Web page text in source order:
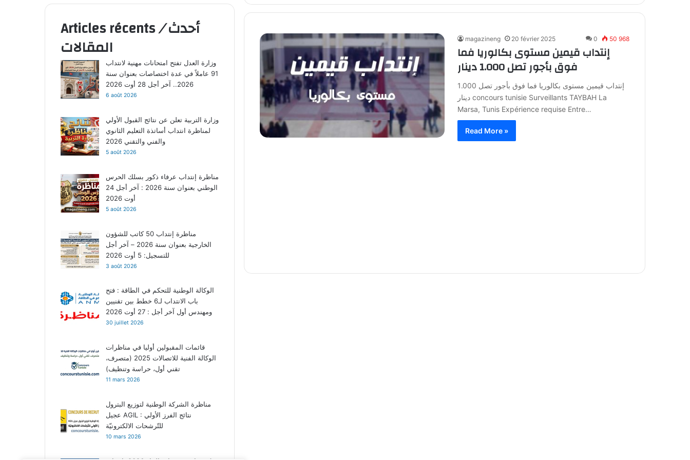
magazineng 20 février 2025 0 50 968
إنتداب قيمين مستوى بكالوريا فما
فوق بأجور تصل 1.000 دينار
إنتداب قيمين مستوى بكالوريا فما فوق بأجور تصل 1.000
دينار concours tunisie Surveillants TAYBAH La
Marsa, Tunis Expérience requise Entre…
Read More »
Articles récents/أحدث
المقالات
وزارة العدل تفتح امتحانات مهنية لانتداب
91 عاملاً في عدة اختصاصات بعنوان سنة
2026.. آخر أجل 28 أوت 2026
6 août 2026
وزارة التربية تعلن عن نتائج القبول الأولي
لمناظرة انتداب أساتذة التعليم الثانوي
والفني والتقني 2026
5 août 2026
مناظرة إنتداب عرفاء ذكور بسلك الحرس
الوطني بعنوان سنة 2026 : آخر أجل 24
أوت 2026
5 août 2026
مناظرة إنتداب 50 كاتب للشؤون
الخارجية بعنوان سنة 2026 – آخر أجل
للتسجيل: 5 أوت 2026
3 août 2026
الوكالة الوطنية للتحكم في الطاقة : فتح
باب الانتداب لـ6 خطط بين تقنيين
ومهندس أول آخر أجل : 27 أوت 2026
30 juillet 2026
قائمات المقبولين أوليا في مناظرات
الوكالة الفنية للاتصالات 2025 (متصرف،
تقني أول، حراسة وتنظيف)
11 mars 2026
مناظرة الشركة الوطنية لتوزيع البترول
عجيل AGIL : نتائج الفرز الأولي
للتّرشحات الالكترونيّة
10 mars 2026